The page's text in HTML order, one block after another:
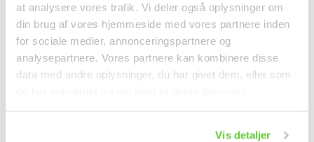
at analysere vores trafik. Vi deler også oplysninger om
din brug af vores hjemmeside med vores partnere inden
for sociale medier, annonceringspartnere og
analysepartnere. Vores partnere kan kombinere disse
data med andre oplysninger, du har givet dem, eller som
Vis detaljer
Peeling Soft Candy
Ananas 75g Cokoc (26a)
零食
仅配送⾄邮编1000-4999
Gyoza Mandu m. Kimchi
540g Allgroo
冷冻食品